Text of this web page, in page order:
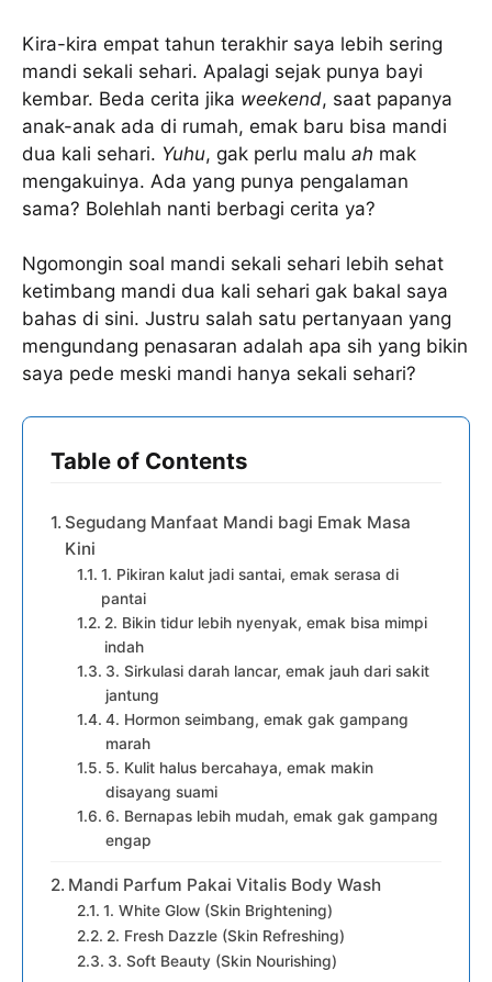
Kira-kira empat tahun terakhir saya lebih sering
mandi sekali sehari. Apalagi sejak punya bayi
kembar. Beda cerita jika weekend, saat papanya
anak-anak ada di rumah, emak baru bisa mandi
dua kali sehari. Yuhu, gak perlu malu ah mak
mengakuinya. Ada yang punya pengalaman
sama? Bolehlah nanti berbagi cerita ya?
Ngomongin soal mandi sekali sehari lebih sehat
ketimbang mandi dua kali sehari gak bakal saya
bahas di sini. Justru salah satu pertanyaan yang
mengundang penasaran adalah apa sih yang bikin
saya pede meski mandi hanya sekali sehari?
Table of Contents
Segudang Manfaat Mandi bagi Emak Masa
Kini
1. Pikiran kalut jadi santai, emak serasa di
pantai
2. Bikin tidur lebih nyenyak, emak bisa mimpi
indah
3. Sirkulasi darah lancar, emak jauh dari sakit
jantung
4. Hormon seimbang, emak gak gampang
marah
5. Kulit halus bercahaya, emak makin
disayang suami
6. Bernapas lebih mudah, emak gak gampang
engap
Mandi Parfum Pakai Vitalis Body Wash
1. White Glow (Skin Brightening)
2. Fresh Dazzle (Skin Refreshing)
3. Soft Beauty (Skin Nourishing)